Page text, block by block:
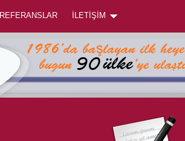
REFERANSLAR İLETİŞİM